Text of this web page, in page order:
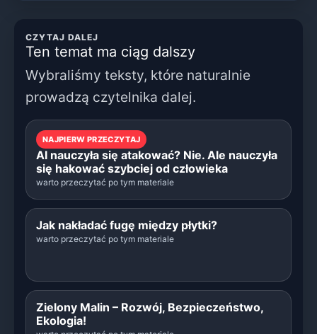
CZYTAJ DALEJ
Ten temat ma ciąg dalszy
Wybraliśmy teksty, które naturalnie
prowadzą czytelnika dalej.
NAJPIERW PRZECZYTAJ
AI nauczyła się atakować? Nie. Ale nauczyła
się hakować szybciej od człowieka
warto przeczytać po tym materiale
Jak nakładać fugę między płytki?
warto przeczytać po tym materiale
Zielony Malin – Rozwój, Bezpieczeństwo,
Ekologia!